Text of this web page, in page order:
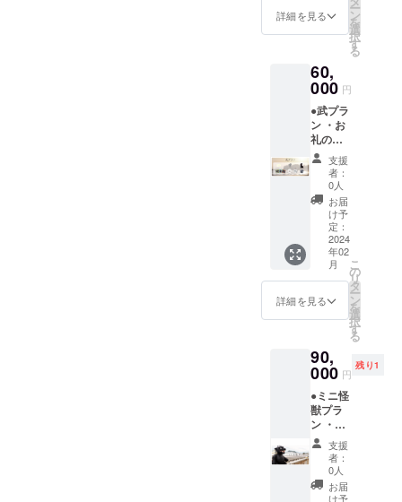
で、予
い。）
・ミニ
ポス
ター ・
ステッ
カー(三
種類) ・
オリジ
ナルT
シャツ
(Lサイ
ご希望
のお名
前
クネー
ム可）
をご記
入くだ
さい。
第三者
を特定
する名
前や公
序良俗
に反す
るお名
前は掲
載いた
しかね
ますの
で、予
い。）
。 ・ミ
ニポス
ター ・
ステッ
カー(三
種類) ・
オリジ
ナルT
シャツ
詳細を見る ー
ン
を
選
択
す
る
60,
000 円
●武プラ
ン ・お
礼の
メール
・エン
ドロー
ルクレ
ジット
(大)
（ご支
援時、
必ず備
考欄に
ご希望
のお名
前
クネー
ム可）
をご記
入くだ
さい。
第三者
を特定
する名
前や公
序良俗
に反す
支援
者：
0人
お届
け予
定：
2024
年02
月
詳細を見る
こ
の
リ
タ
ー
ン
を
選
択
す
る
90,
000 円
残り1
●ミニ怪
獣プラ
ン ・お
礼の
メール
・エン
ドロー
ルクレ
支援
者：
0人
お届
け予